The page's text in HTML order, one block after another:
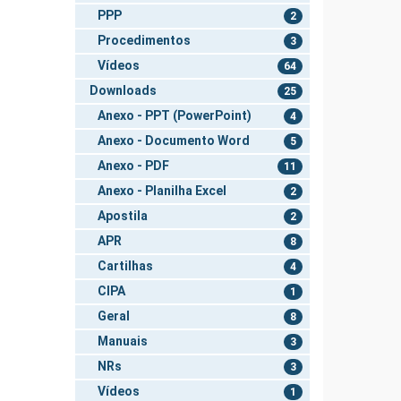
PPP 2
Procedimentos 3
Vídeos 64
Downloads 25
Anexo - PPT (PowerPoint) 4
Anexo - Documento Word 5
Anexo - PDF 11
Anexo - Planilha Excel 2
Apostila 2
APR 8
Cartilhas 4
CIPA 1
Geral 8
Manuais 3
NRs 3
Vídeos 1